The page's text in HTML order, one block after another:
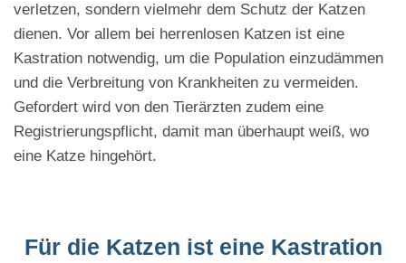
verletzen, sondern vielmehr dem Schutz der Katzen
dienen. Vor allem bei herrenlosen Katzen ist eine
Kastration notwendig, um die Population einzudämmen
und die Verbreitung von Krankheiten zu vermeiden.
Gefordert wird von den Tierärzten zudem eine
Registrierungspflicht, damit man überhaupt weiß, wo
eine Katze hingehört.
Für die Katzen ist eine Kastration